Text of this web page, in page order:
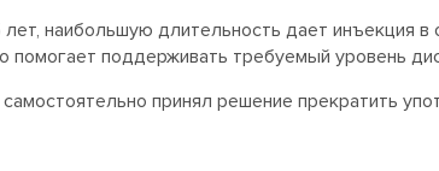
наибольшую длительность дает инъекция
помогает поддерживать требуемый уровень
принял решение прекратить